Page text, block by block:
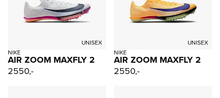
UNISEX
NIKE
AIR ZOOM MAXFLY 2
2550,-
UNISEX
NIKE
AIR ZOOM MAXFLY 2
2550,-